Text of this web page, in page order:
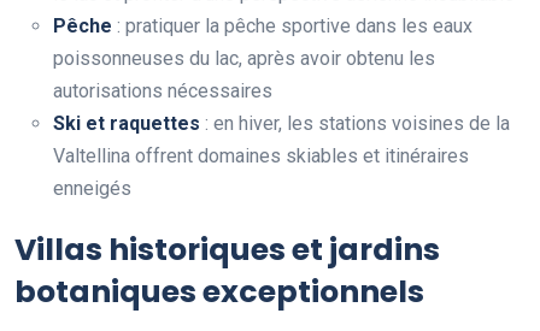
Pêche : pratiquer la pêche sportive dans les eaux
poissonneuses du lac, après avoir obtenu les
autorisations nécessaires
Ski et raquettes : en hiver, les stations voisines de la
Valtellina offrent domaines skiables et itinéraires
enneigés
Villas historiques et jardins
botaniques exceptionnels